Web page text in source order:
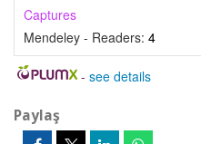
Captures
Mendeley - Readers: 4
- see details
Paylaş